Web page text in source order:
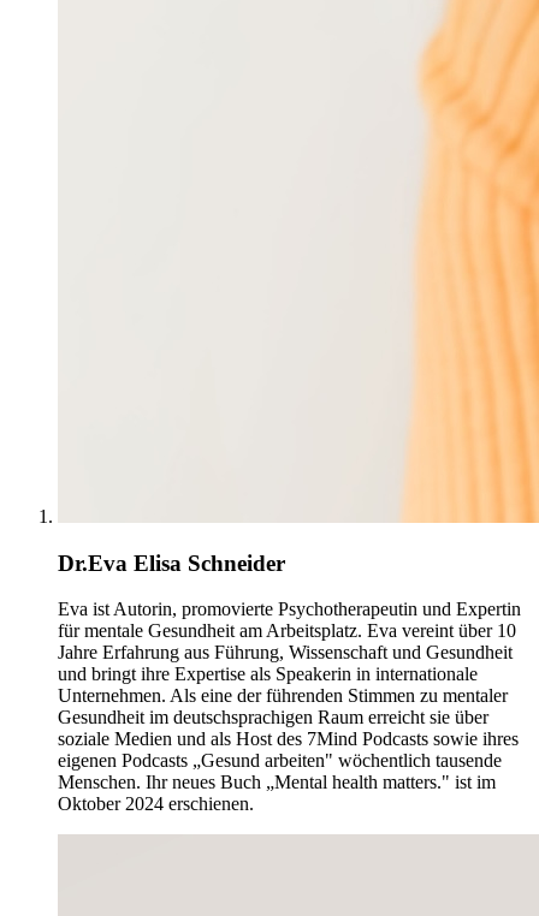
Dr.Eva Elisa Schneider
Eva ist Autorin, promovierte Psychotherapeutin und Expertin
für mentale Gesundheit am Arbeitsplatz. Eva vereint über 10
Jahre Erfahrung aus Führung, Wissenschaft und Gesundheit
und bringt ihre Expertise als Speakerin in internationale
Unternehmen. Als eine der führenden Stimmen zu mentaler
Gesundheit im deutschsprachigen Raum erreicht sie über
soziale Medien und als Host des 7Mind Podcasts sowie ihres
eigenen Podcasts „Gesund arbeiten" wöchentlich tausende
Menschen. Ihr neues Buch „Mental health matters." ist im
Oktober 2024 erschienen.